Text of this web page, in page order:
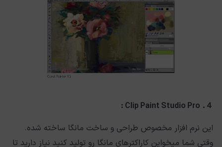
４.
Clip Paint Studio Pro :
این نرم افزار مخصوص طراحی و ساخت مانگا ساخته شده.
وقتی شما میخواین کاراکترهای مانگا رو تولید کنید نیاز دارید تا